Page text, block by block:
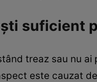
suficient
treaz sau nu
este cauzat